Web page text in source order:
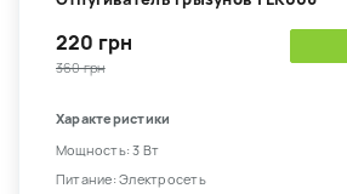
220 грн
360 грн
Характеристики
Мощность: 3 Вт
Питание: Электросеть